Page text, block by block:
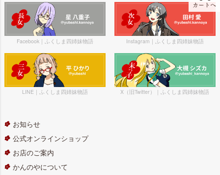
カートへ
Facebook｜ふくしま四姉妹物語 Instagram｜ふくしま四姉妹物語
LINE｜ふくしま四姉妹物語 X（旧Twitter）｜ふくしま四姉妹物語
お知らせ
公式オンラインショップ
お店のご案内
かんのやについて